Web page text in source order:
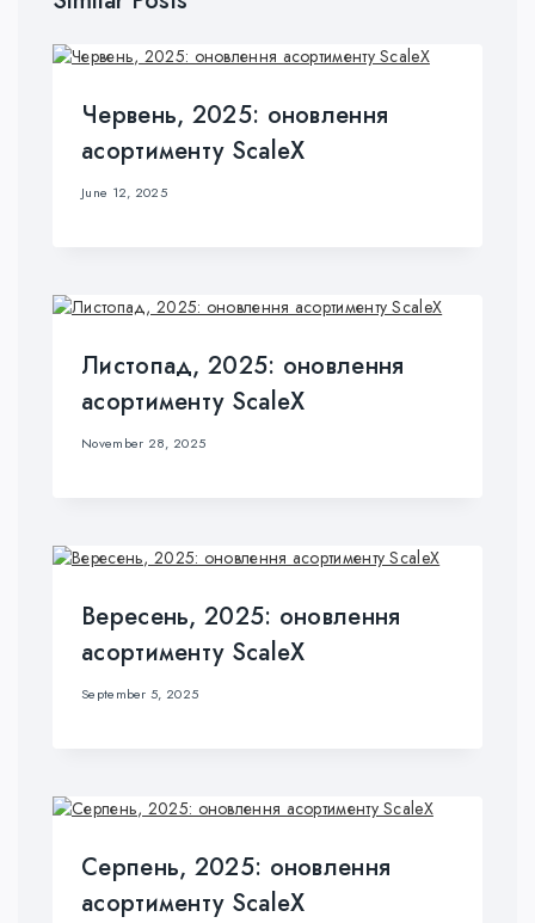
Червень, 2025: оновлення
асортименту ScaleX
June 12, 2025
Листопад, 2025: оновлення
асортименту ScaleX
November 28, 2025
Вересень, 2025: оновлення
асортименту ScaleX
September 5, 2025
Серпень, 2025: оновлення
асортименту ScaleX